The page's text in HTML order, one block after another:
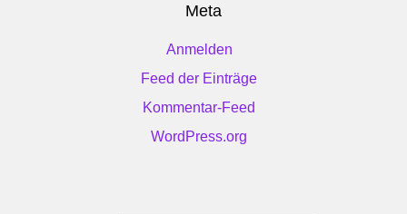
Meta
Anmelden
Feed der Einträge
Kommentar-Feed
WordPress.org